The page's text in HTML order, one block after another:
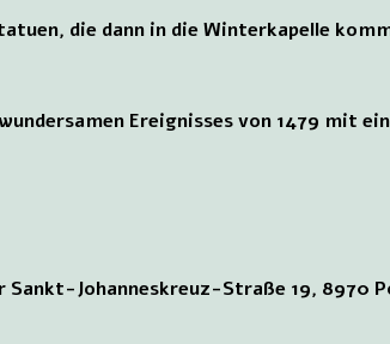
die dann in die Winterkapelle
Ereignisses von 1479 mit
Sankt-Johanneskreuz-Straße 19, 8970